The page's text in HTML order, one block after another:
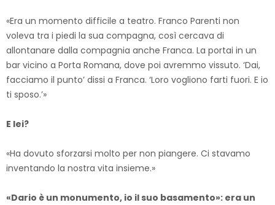
«Era un momento difficile a teatro. Franco Parenti non
voleva tra i piedi la sua compagna, così cercava di
allontanare dalla compagnia anche Franca. La portai in un
bar vicino a Porta Romana, dove poi avremmo vissuto. ‘Dai,
facciamo il punto’ dissi a Franca. ‘Loro vogliono farti fuori. E io
ti sposo.’»
E lei?
«Ha dovuto sforzarsi molto per non piangere. Ci stavamo
inventando la nostra vita insieme.»
«Dario è un monumento, io il suo basamento»: era un